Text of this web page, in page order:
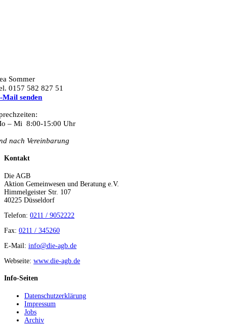
Sommer
0157 582 827 51
Mail senden
– Mi 8:00-15:00 Uhr
nach Vereinbarung
Kontakt
Die AGB
Aktion Gemeinwesen und Beratung e.V.
Himmelgeister Str. 107
40225 Düsseldorf
Telefon: 0211 / 9052222
Fax: 0211 / 345260
E-Mail: info@die-agb.de
Webseite: www.die-agb.de
Info-Seiten
Datenschutzerklärung
Impressum
Jobs
Archiv